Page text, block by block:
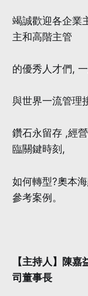
竭誠歡迎各企業
主和高階主管
的優秀人才們,
與世界一流管理
鑽石永留存 ,經
臨關鍵時刻,
如何轉型?奧本
參考案例。
【主持人】陳
司董事長